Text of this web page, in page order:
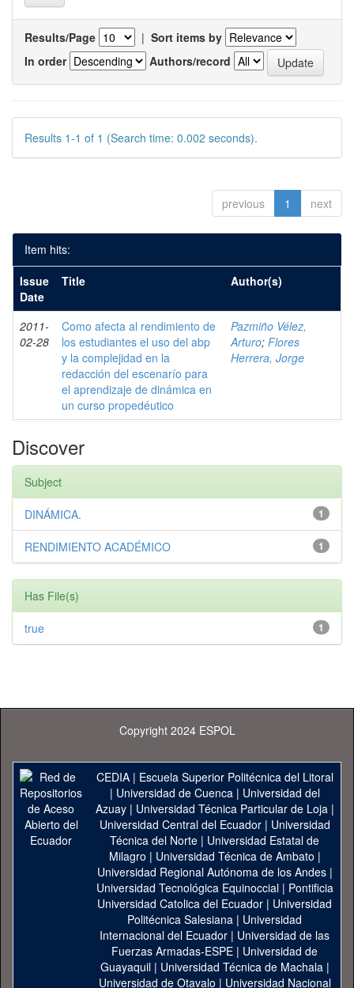
Results/Page | Sort items by
In order
Authors/record
Results 1-1 of 1 (Search time: 0.002 seconds).
previous 1 next
Item hits:
Issue
Date
Title Author(s)
2011-
02-28
Como afecta al rendimiento de
los estudiantes el uso del abp
y la complejidad en la
redacción del escenarío para
el aprendizaje de dinámica en
un curso propedéutico
Pazmiño Vélez,
Arturo; Flores
Herrera, Jorge
Discover
Subject
1
DINÁMICA.
1
RENDIMIENTO ACADÉMICO
Has File(s)
1
true
Copyright 2024 ESPOL
CEDIA| Escuela Superior Politécnica del Litoral
| Universidad de Cuenca| Universidad del
Azuay| Universidad Técnica Particular de Loja|
Universidad Central del Ecuador| Universidad
Técnica del Norte | Universidad Estatal de
Milagro | Universidad Técnica de Ambato |
Universidad Regional Autónoma de los Andes|
Universidad Tecnológica Equinoccial| Pontificia
Universidad Catolica del Ecuador | Universidad
Politécnica Salesiana | Universidad
Internacional del Ecuador | Universidad de las
Fuerzas Armadas-ESPE | Universidad de
Guayaquil| Universidad Técnica de Machala|
Universidad de Otavalo | Universidad Nacional